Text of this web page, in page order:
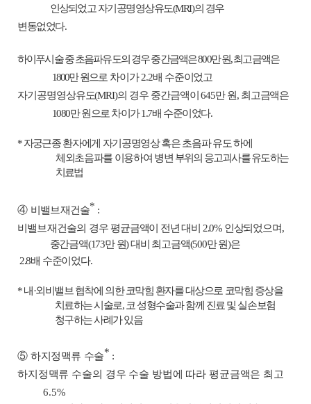
인상되었고 자기공명영상유도(MRI)의 경우
변동없었다.
하이푸시술 중초음파유도의 경우중간금액은800만 원,최고금액은
1800만 원으로 차이가2.2배 수준이었고
자기공명영상유도(MRI)의 경우 중간금액이645만 원, 최고금액은
1080만 원으로 차이가1.7배 수준이었다.
*자궁근종 환자에게 자기공명영상 혹은 초음파 유도 하에
체외초음파를 이용하여 병변 부위의 응고괴사를 유도하는
치료법
④ 비밸브재건술* :
비밸브재건술의 경우 평균금액이 전년 대비 2.0% 인상되었으며,
중간금액(173만 원)대비 최고금액(500만 원)은
2.8배 수준이었다.
*내·외비밸브 협착에 의한 코막힘 환자를 대상으로 코막힘 증상을
치료하는 시술로,코 성형수술과 함께 진료 및 실손보험
청구하는 사례가 있음
⑤ 하지정맥류 수술* :
하지정맥류 수술의 경우 수술 방법에 따라 평균금액은 최고
6.5%